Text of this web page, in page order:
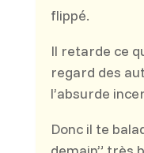
flippé.
Il retarde ce
regard des
l’absurde
Donc il te